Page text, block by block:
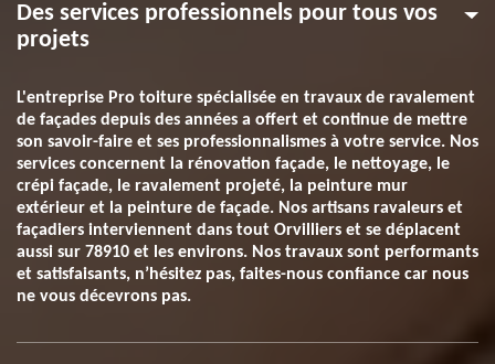
Des services professionnels pour tous vos
projets
L'entreprise Pro toiture spécialisée en travaux de ravalement
de façades depuis des années a offert et continue de mettre
son savoir-faire et ses professionnalismes à votre service. Nos
services concernent la rénovation façade, le nettoyage, le
crépi façade, le ravalement projeté, la peinture mur
extérieur et la peinture de façade. Nos artisans ravaleurs et
façadiers interviennent dans tout Orvilliers et se déplacent
aussi sur 78910 et les environs. Nos travaux sont performants
et satisfaisants, n’hésitez pas, faites-nous confiance car nous
ne vous décevrons pas.